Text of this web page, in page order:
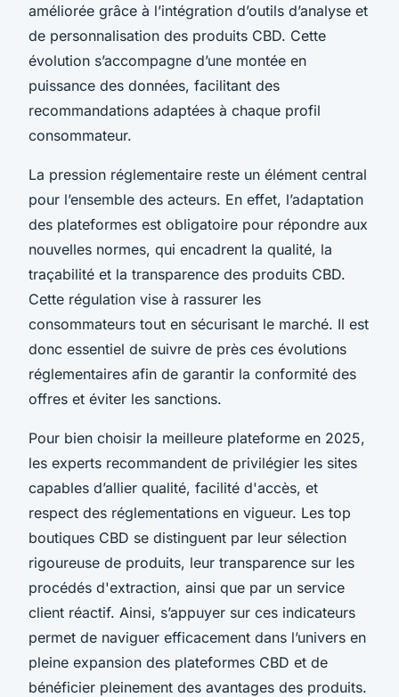
améliorée grâce à l’intégration d’outils d’analyse et
de personnalisation des produits CBD. Cette
évolution s’accompagne d’une montée en
puissance des données, facilitant des
recommandations adaptées à chaque profil
consommateur.
La pression réglementaire reste un élément central
pour l’ensemble des acteurs. En effet, l’adaptation
des plateformes est obligatoire pour répondre aux
nouvelles normes, qui encadrent la qualité, la
traçabilité et la transparence des produits CBD.
Cette régulation vise à rassurer les
consommateurs tout en sécurisant le marché. Il est
donc essentiel de suivre de près ces évolutions
réglementaires afin de garantir la conformité des
offres et éviter les sanctions.
Pour bien choisir la meilleure plateforme en 2025,
les experts recommandent de privilégier les sites
capables d’allier qualité, facilité d'accès, et
respect des réglementations en vigueur. Les top
boutiques CBD se distinguent par leur sélection
rigoureuse de produits, leur transparence sur les
procédés d'extraction, ainsi que par un service
client réactif. Ainsi, s’appuyer sur ces indicateurs
permet de naviguer efficacement dans l’univers en
pleine expansion des plateformes CBD et de
bénéficier pleinement des avantages des produits.